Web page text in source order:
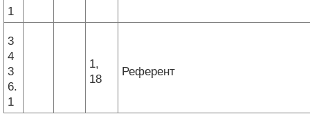
1
3
4
3
6.
1
1,
18
Референт